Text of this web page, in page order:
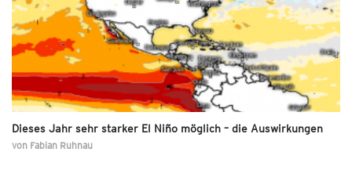
Dieses Jahr sehr starker El Niño möglich – die Auswirkungen
von Fabian Ruhnau